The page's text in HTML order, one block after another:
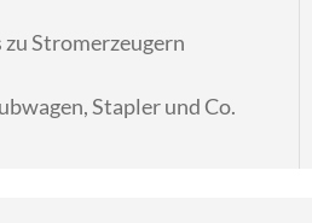
zu Stromerzeugern
Stapler und Co.